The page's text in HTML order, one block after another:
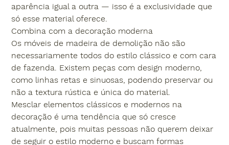
aparência igual a outra — isso é a exclusividade que
só esse material oferece.
Combina com a decoração moderna
Os móveis de madeira de demolição não são
necessariamente todos do estilo clássico e com cara
de fazenda. Existem peças com design moderno,
como linhas retas e sinuosas, podendo preservar ou
não a textura rústica e única do material.
Mesclar elementos clássicos e modernos na
decoração é uma tendência que só cresce
atualmente, pois muitas pessoas não querem deixar
de seguir o estilo moderno e buscam formas